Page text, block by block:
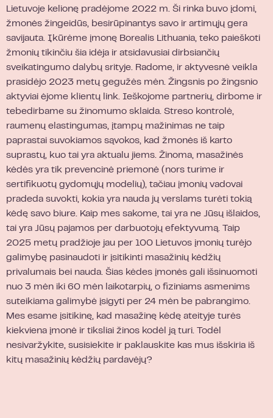
Lietuvoje kelionę pradėjome 2022 m. Ši rinka buvo įdomi,
žmonės žingeidūs, besirūpinantys savo ir artimųjų gera
savijauta. Įkūrėme įmonę Borealis Lithuania, teko paieškoti
žmonių tikinčiu šia idėja ir atsidavusiai dirbsiančių
sveikatingumo dalybų srityje. Radome, ir aktyvesnė veikla
prasidėjo 2023 metų gegužės mėn. Žingsnis po žingsnio
aktyviai ėjome klientų link. Ieškojome partnerių, dirbome ir
tebedirbame su žinomumo sklaida. Streso kontrolė,
raumenų elastingumas, įtampų mažinimas ne taip
paprastai suvokiamos sąvokos, kad žmonės iš karto
suprastų, kuo tai yra aktualu jiems. Žinoma, masažinės
kėdės yra tik prevencinė priemonė (nors turime ir
sertifikuotų gydomųjų modelių), tačiau įmonių vadovai
pradeda suvokti, kokia yra nauda jų verslams turėti tokią
kėdę savo biure. Kaip mes sakome, tai yra ne Jūsų išlaidos,
tai yra Jūsų pajamos per darbuotojų efektyvumą. Taip
2025 metų pradžioje jau per 100 Lietuvos įmonių turėjo
galimybę pasinaudoti ir įsitikinti masažinių kėdžių
privalumais bei nauda. Šias kėdes įmonės gali išsinuomoti
nuo 3 mėn iki 60 mėn laikotarpių, o fiziniams asmenims
suteikiama galimybė įsigyti per 24 mėn be pabrangimo.
Mes esame įsitikinę, kad masažinę kėdę ateityje turės
kiekviena įmonė ir tiksliai žinos kodėl ją turi. Todėl
nesivaržykite, susisiekite ir paklauskite kas mus išskiria iš
kitų masažinių kėdžių pardavėjų?